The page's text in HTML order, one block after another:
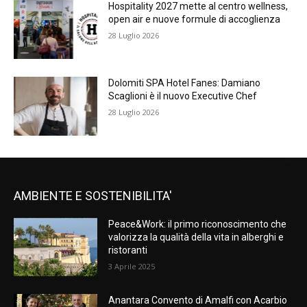
Hospitality 2027 mette al centro wellness,
open air e nuove formule di accoglienza
28 Luglio 2026
Dolomiti SPA Hotel Fanes: Damiano
Scaglioni è il nuovo Executive Chef
28 Luglio 2026
AMBIENTE E SOSTENIBILITA'
Peace&Work: il primo riconoscimento che
valorizza la qualità della vita in alberghi e
ristoranti
3 Aprile 2025
Anantara Convento di Amalfi con Acarbio